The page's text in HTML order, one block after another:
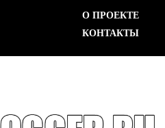
О ПРОЕКТЕ
КОНТАКТЫ